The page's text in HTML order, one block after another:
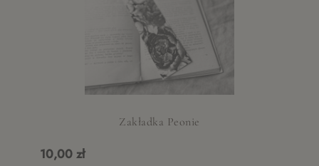
Zakładka Peonie
10,00 zł